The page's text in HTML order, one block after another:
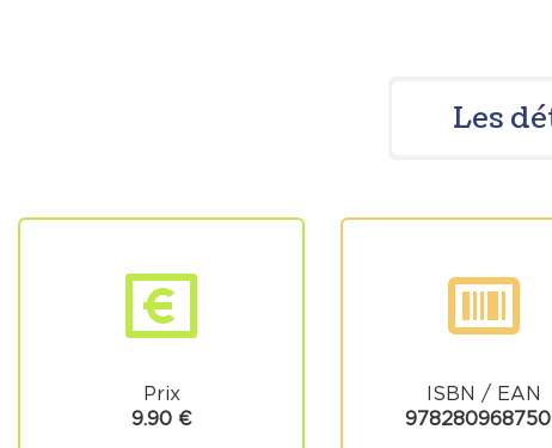
Les
Prix
9.90 €
ISBN / EAN